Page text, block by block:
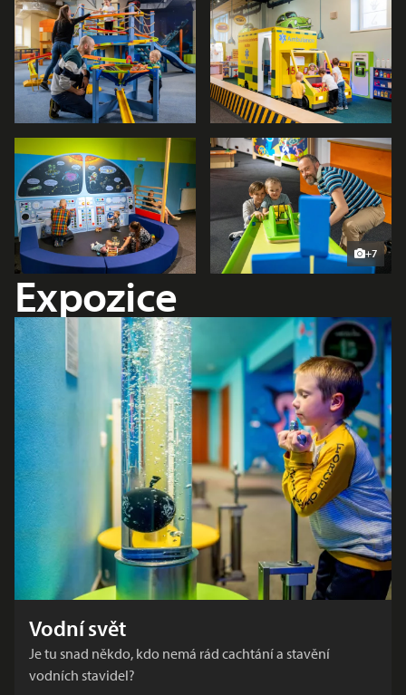
+7
Expozice
Vodní svět
Je tu snad někdo, kdo nemá rád cachtání a stavění
vodních stavidel?